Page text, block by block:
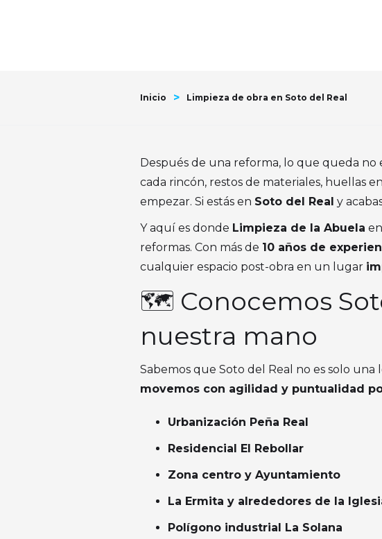
Inicio > Limpieza de obra en Soto del Real
Después de una reforma, lo que queda no
cada rincón, restos de materiales, huellas
empezar. Si estás en Soto del Real y
Y aquí es donde Limpieza de la Abuela
reformas. Con más de 10 años de
cualquier espacio post-obra en un lugar
🗺️ Conocemos
nuestra mano
Sabemos que Soto del Real no es solo
movemos con agilidad y puntualidad
Urbanización Peña Real
Residencial El Rebollar
Zona centro y Ayuntamiento
La Ermita y alrededores de la
Polígono industrial La Solana